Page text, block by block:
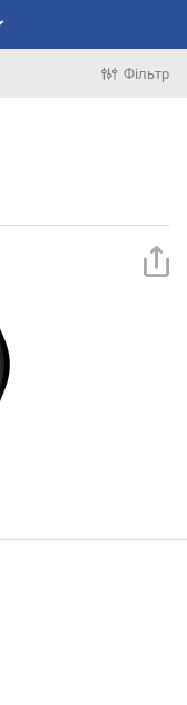
Фільтр